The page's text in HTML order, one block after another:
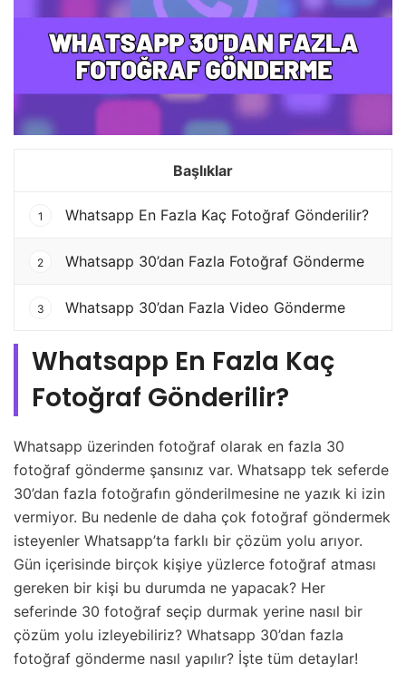
Başlıklar
1 Whatsapp En Fazla Kaç Fotoğraf Gönderilir?
2 Whatsapp 30’dan Fazla Fotoğraf Gönderme
3 Whatsapp 30’dan Fazla Video Gönderme
Whatsapp En Fazla Kaç
Fotoğraf Gönderilir?
Whatsapp üzerinden fotoğraf olarak en fazla 30
fotoğraf gönderme şansınız var. Whatsapp tek seferde
30’dan fazla fotoğrafın gönderilmesine ne yazık ki izin
vermiyor. Bu nedenle de daha çok fotoğraf göndermek
isteyenler Whatsapp’ta farklı bir çözüm yolu arıyor.
Gün içerisinde birçok kişiye yüzlerce fotoğraf atması
gereken bir kişi bu durumda ne yapacak? Her
seferinde 30 fotoğraf seçip durmak yerine nasıl bir
çözüm yolu izleyebiliriz? Whatsapp 30’dan fazla
fotoğraf gönderme nasıl yapılır? İşte tüm detaylar!